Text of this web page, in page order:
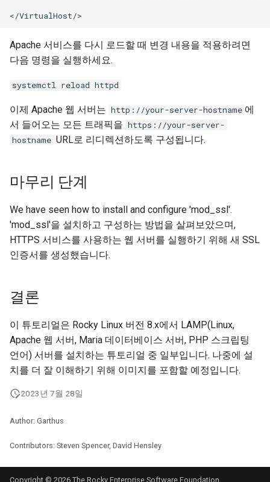
Apache 서비스를 다시 로드할 때 변경 내용을 적용하려면
다음 명령을 실행하세요.
systemctl reload httpd
이제 Apache 웹 서버는 http://your-server-hostname 에
서 들어오는 모든 트래픽을 https://your-server-
hostname URL로 리디렉션하도록 구성됩니다.
마무리 단계
We have seen how to install and configure 'mod_ssl'.
'mod_ssl'을 설치하고 구성하는 방법을 살펴보았으며,
HTTPS 서비스를 사용하는 웹 서버를 실행하기 위해 새 SSL
인증서를 생성했습니다.
결론
이 튜토리얼은 Rocky Linux 버전 8.x에서 LAMP(Linux,
Apache 웹 서버, Maria 데이터베이스 서버, PHP 스크립팅
언어) 서버를 설치하는 튜토리얼 중 일부입니다. 나중에 설
치를 더 잘 이해하기 위해 이미지를 포함할 예정입니다.
2023년 7월 28일
Author: Garthus
Contributors: Steven Spencer, David Hensley
Copyright © 2026 The Rocky Enterprise Software Foundation